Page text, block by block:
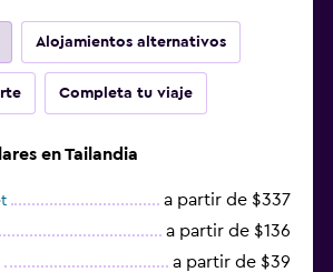
Alojamientos alternativos
Completa tu viaje
en Tailandia
a partir de $337
a partir de $136
a partir de $39